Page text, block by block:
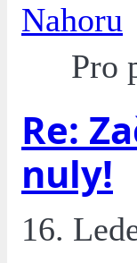
Nahoru
Pro
Re:
nuly!
16.